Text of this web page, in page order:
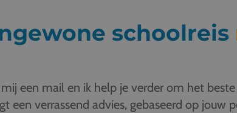
schoolreis
een mail en ik help je verder om het
een verrassend advies, gebaseerd op jouw